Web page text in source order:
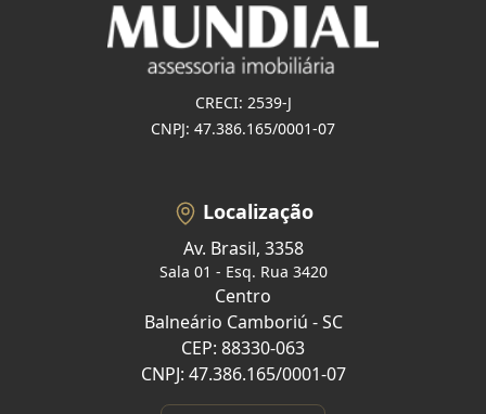
CRECI: 2539-J
CNPJ: 47.386.165/0001-07
Localização
Av. Brasil, 3358
Sala 01 - Esq. Rua 3420
Centro
Balneário Camboriú - SC
CEP: 88330-063
CNPJ: 47.386.165/0001-07